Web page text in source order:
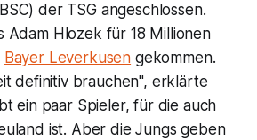
der TSG angeschlossen.
Adam Hlozek für 18 Millionen
Bayer Leverkusen gekommen.
definitiv brauchen", erklärte
ein paar Spieler, für die auch
ist. Aber die Jungs geben